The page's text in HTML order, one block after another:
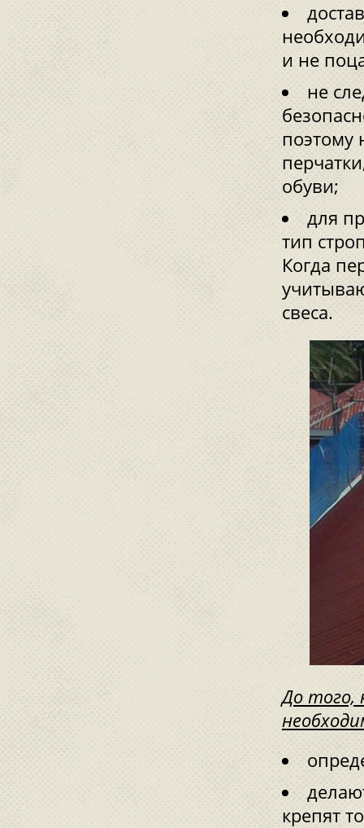
и не
не
поэтому
обуви;
для
тип
Когда
свеса.
До того,
крепят